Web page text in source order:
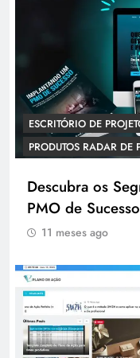
ESCRITÓRIO DE
PRODUTOS RADAR DE
Descubra os
PMO de
11 meses ago